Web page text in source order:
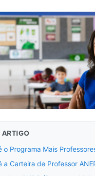
ARTIGO
o Programa Mais
a Carteira de Professor